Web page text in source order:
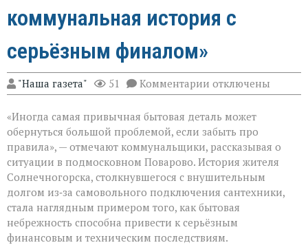
коммунальная история с
серьёзным финалом»
"Наша газета" 51 Комментарии к
записи
как
повод
долга:
коммунальная
история
с
серьёзным
финалом»
отключены
«Иногда самая привычная бытовая деталь может
обернуться большой проблемой, если забыть про
правила», — отмечают коммунальщики, рассказывая о
ситуации в подмосковном Поварово. История жителя
Солнечногорска, столкнувшегося с внушительным
долгом из‑за самовольного подключения сантехники,
стала наглядным примером того, как бытовая
небрежность способна привести к серьёзным
финансовым и техническим последствиям.